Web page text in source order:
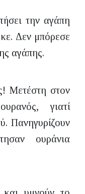
την αγάπη
Δεν μπόρεσε
αγάπης.
Μετέστη στον
γιατί
Πανηγυρίζουν
ουράνια